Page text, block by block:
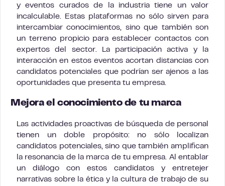
y eventos curados de la industria tiene un valor
incalculable. Estas plataformas no sólo sirven para
intercambiar conocimientos, sino que también son
un terreno propicio para establecer contactos con
expertos del sector. La participación activa y la
interacción en estos eventos acortan distancias con
candidatos potenciales que podrían ser ajenos a las
oportunidades que presenta tu empresa.
Mejora el conocimiento de tu marca
Las actividades proactivas de búsqueda de personal
tienen un doble propósito: no sólo localizan
candidatos potenciales, sino que también amplifican
la resonancia de la marca de tu empresa. Al entablar
un diálogo con estos candidatos y entretejer
narrativas sobre la ética y la cultura de trabajo de su